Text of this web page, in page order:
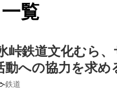
覧
峠鉄道文化むら
動への協力を求め
-鉄道